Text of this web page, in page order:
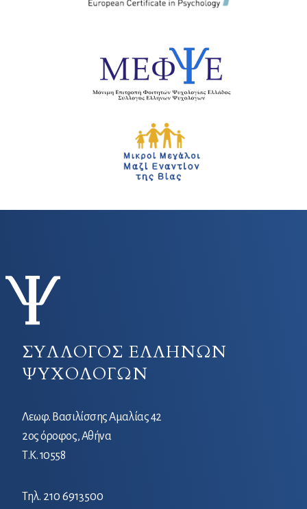
ΣΥΛΛΟΓΟΣ ΕΛΛΗΝΩΝ
ΨΥΧΟΛΟΓΩΝ
Λεωφ. Βασιλίσσης Αμαλίας 42
2ος όροφος, Αθήνα
Τ.Κ. 10558
Τηλ. 210 6913500